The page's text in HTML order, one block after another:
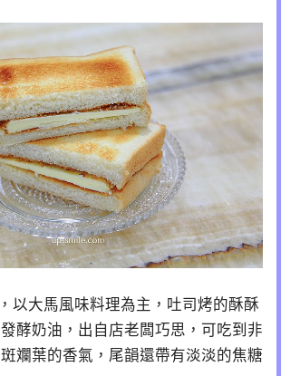
，以大馬風味料理為主，吐司烤的酥酥
酵奶油，出自店老闆巧思，可吃到非
斕葉的香氣，尾韻還帶有淡淡的焦糖